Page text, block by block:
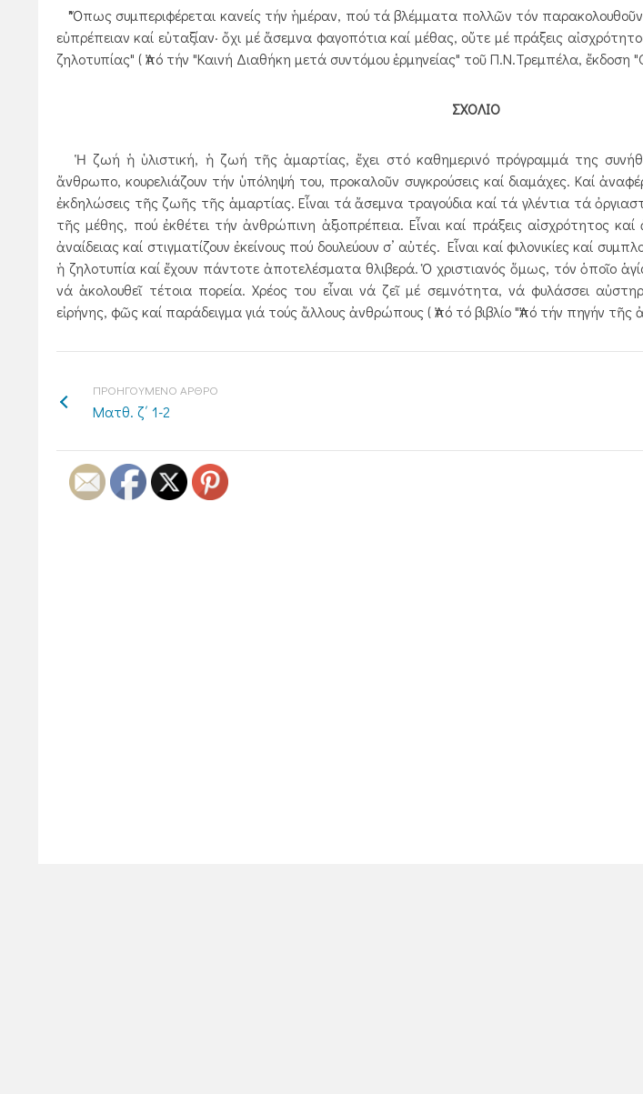
"Ὅπως συμπεριφέρεται κανείς τήν ἡμέραν, πού τά βλέμματα πολλῶν τόν
εὐπρέπειαν καί εὐταξίαν· ὄχι μέ ἄσεμνα φαγοπότια καί μέθας, οὔτε μέ πράξεις
ζηλοτυπίας" ( Ἀπό τήν "Καινή Διαθήκη μετά συντόμου ἑρμηνείας" τοῦ Π.Ν.Τρεμπέλα, ἔκδοση
ΣΧΟΛΙΟ
Ἡ ζωή ἡ ὑλιστική, ἡ ζωή τῆς ἁμαρτίας, ἔχει στό καθημερινό πρόγραμμά της
ἄνθρωπο, κουρελιάζουν τήν ὑπόληψή του, προκαλοῦν συγκρούσεις καί διαμάχες. Καί
ἐκδηλώσεις τῆς ζωῆς τῆς ἁμαρτίας. Εἶναι τά ἄσεμνα τραγούδια καί τά γλέντια τά
τῆς μέθης, πού ἐκθέτει τήν ἀνθρώπινη ἀξιοπρέπεια. Εἶναι καί πράξεις αἰσχρότητος
ἀναίδειας καί στιγματίζουν ἐκείνους πού δουλεύουν σ’ αὐτές. Εἶναι καί φιλονικίες καί
ἡ ζηλοτυπία καί ἔχουν πάντοτε ἀποτελέσματα θλιβερά. Ὁ χριστιανός ὅμως, τόν ὁποῖο
νά ἀκολουθεῖ τέτοια πορεία. Χρέος του εἶναι νά ζεῖ μέ σεμνότητα, νά φυλάσσει
εἰρήνης, φῶς καί παράδειγμα γιά τούς ἄλλους ἀνθρώπους ( Ἀπό τό βιβλίο "Ἀπό τήν πηγήν
ΠΡΟΗΓΟΥΜΕΝΟ ΑΡΘΡΟ
Ματθ. ζ΄ 1-2